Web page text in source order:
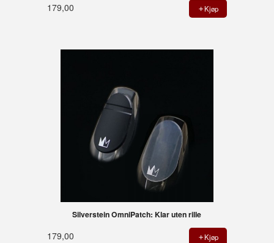
179,00 Kjøp
Silverstein OmniPatch: Klar uten rille
179,00 Kjøp